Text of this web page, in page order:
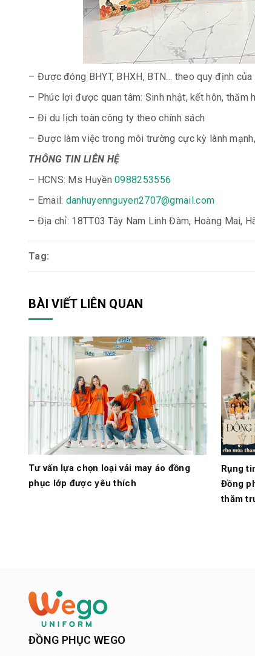
– Được đóng BHYT, BHXH, BTN… theo quy định của
– Phúc lợi được quan tâm: Sinh nhật, kết hôn, thăm
– Đi du lịch toàn công ty theo chính sách
– Được làm việc trong môi trường cực kỳ lành
THÔNG TIN LIÊN HỆ
– HCNS: Ms Huyền0988253556
– Email: danhuyennguyen2707@gmail.com
– Địa chỉ: 18TT03 Tây Nam Linh Đàm, Hoàng Mai,
Tag:
BÀI VIẾT LIÊN QUAN
Tư vấn lựa chọn loại vải may áo đồng
phục lớp được yêu thích
Rụng
Đồng
thăm
ĐỒNG PHỤC WEGO